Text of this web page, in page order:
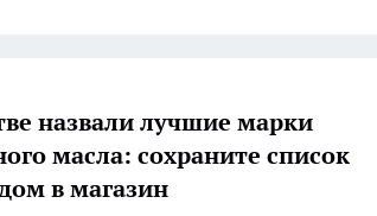
назвали лучшие марки
масла: сохраните список
в магазин